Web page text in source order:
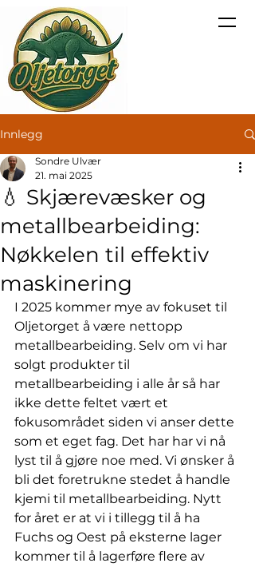
Innlegg
💧 Skjærevæsker og
metallbearbeiding:
Nøkkelen til effektiv
maskinering
Sondre Ulvær
21. mai 2025
I 2025 kommer mye av fokuset til
Oljetorget å være nettopp
metallbearbeiding. Selv om vi har
solgt produkter til
metallbearbeiding i alle år så har
ikke dette feltet vært et
fokusområdet siden vi anser dette
som et eget fag. Det har har vi nå
lyst til å gjøre noe med. Vi ønsker å
bli det foretrukne stedet å handle
kjemi til metallbearbeiding. Nytt
for året er at vi i tillegg til å ha
Fuchs og Oest på eksterne lager
kommer til å lagerføre flere av